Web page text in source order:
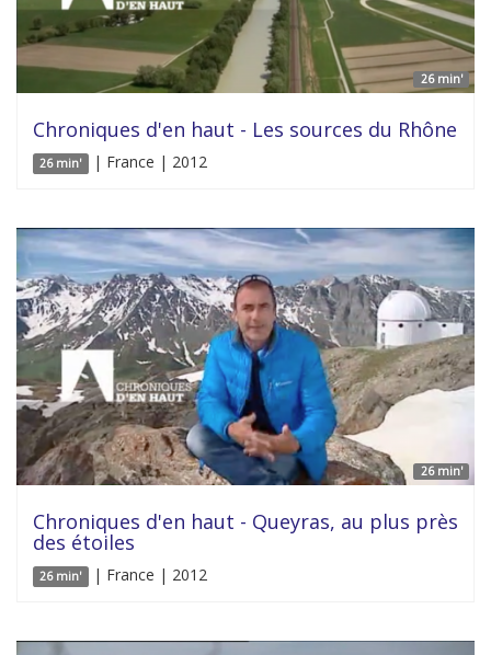
26 min'
Chroniques d'en haut - Les sources du Rhône
26 min' | France | 2012
26 min'
Chroniques d'en haut - Queyras, au plus près
des étoiles
26 min' | France | 2012